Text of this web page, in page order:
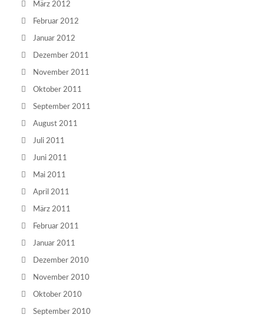
März 2012
Februar 2012
Januar 2012
Dezember 2011
November 2011
Oktober 2011
September 2011
August 2011
Juli 2011
Juni 2011
Mai 2011
April 2011
März 2011
Februar 2011
Januar 2011
Dezember 2010
November 2010
Oktober 2010
September 2010